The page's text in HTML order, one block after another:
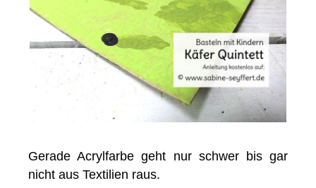
Gerade Acrylfarbe geht nur schwer bis gar
nicht aus Textilien raus.